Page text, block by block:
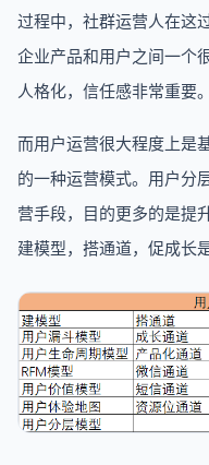
过程中，社群运营人在这
企业产品和用户之间一个
人格化，信任感非常重要。
而用户运营很大程度上是
的一种运营模式。用户分
营手段，目的更多的是提
建模型，搭通道，促成长